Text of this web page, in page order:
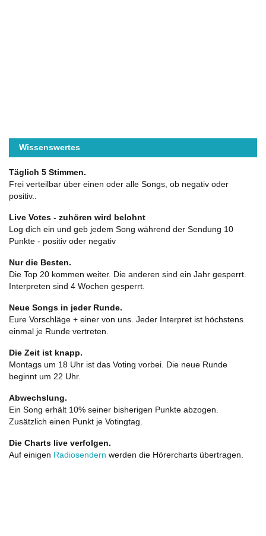
Wissenswertes
Täglich 5 Stimmen.
Frei verteilbar über einen oder alle Songs, ob negativ oder
positiv..
Live Votes - zuhören wird belohnt
Log dich ein und geb jedem Song während der Sendung 10
Punkte - positiv oder negativ
Nur die Besten.
Die Top 20 kommen weiter. Die anderen sind ein Jahr gesperrt.
Interpreten sind 4 Wochen gesperrt.
Neue Songs in jeder Runde.
Eure Vorschläge + einer von uns. Jeder Interpret ist höchstens
einmal je Runde vertreten.
Die Zeit ist knapp.
Montags um 18 Uhr ist das Voting vorbei. Die neue Runde
beginnt um 22 Uhr.
Abwechslung.
Ein Song erhält 10% seiner bisherigen Punkte abzogen.
Zusätzlich einen Punkt je Votingtag.
Die Charts live verfolgen.
Auf einigen Radiosendern werden die Hörercharts übertragen.